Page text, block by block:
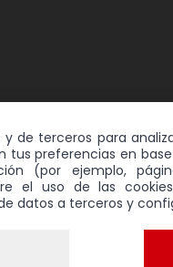
y de terceros para
tus preferencias en
(por ejemplo,
el uso de las
datos a terceros y